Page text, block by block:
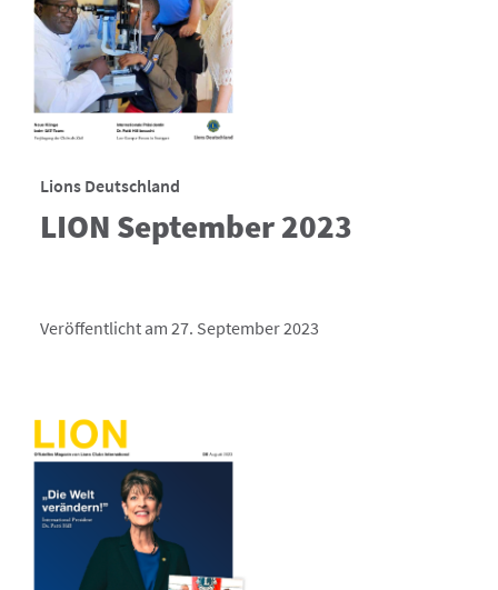
Lions Deutschland
LION September 2023
Veröffentlicht am 27. September 2023